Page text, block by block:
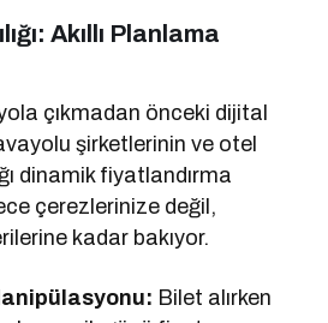
Akıllı Planlama
çıkmadan önceki dijital
şirketlerinin ve otel
dinamik fiyatlandırma
çerezlerinize değil,
kadar bakıyor.
Bilet alırken